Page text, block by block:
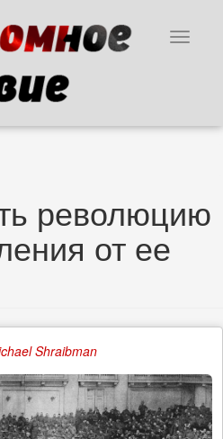
Toggle
революцию
от ее
Shraibman